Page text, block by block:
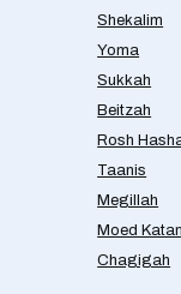
Shekalim
Yoma
Sukkah
Beitzah
Rosh
Taanis
Megillah
Moed Katan
Chagigah